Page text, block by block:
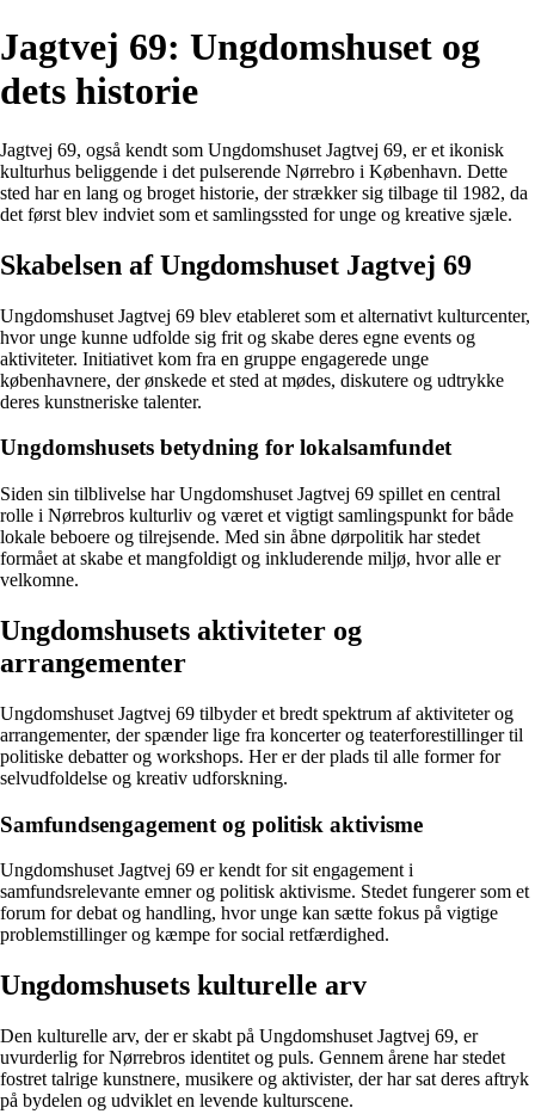
Jagtvej 69: Ungdomshuset og
dets historie
Jagtvej 69, også kendt som Ungdomshuset Jagtvej 69, er et ikonisk
kulturhus beliggende i det pulserende Nørrebro i København. Dette
sted har en lang og broget historie, der strækker sig tilbage til 1982, da
det først blev indviet som et samlingssted for unge og kreative sjæle.
Skabelsen af Ungdomshuset Jagtvej 69
Ungdomshuset Jagtvej 69 blev etableret som et alternativt kulturcenter,
hvor unge kunne udfolde sig frit og skabe deres egne events og
aktiviteter. Initiativet kom fra en gruppe engagerede unge
københavnere, der ønskede et sted at mødes, diskutere og udtrykke
deres kunstneriske talenter.
Ungdomshusets betydning for lokalsamfundet
Siden sin tilblivelse har Ungdomshuset Jagtvej 69 spillet en central
rolle i Nørrebros kulturliv og været et vigtigt samlingspunkt for både
lokale beboere og tilrejsende. Med sin åbne dørpolitik har stedet
formået at skabe et mangfoldigt og inkluderende miljø, hvor alle er
velkomne.
Ungdomshusets aktiviteter og
arrangementer
Ungdomshuset Jagtvej 69 tilbyder et bredt spektrum af aktiviteter og
arrangementer, der spænder lige fra koncerter og teaterforestillinger til
politiske debatter og workshops. Her er der plads til alle former for
selvudfoldelse og kreativ udforskning.
Samfundsengagement og politisk aktivisme
Ungdomshuset Jagtvej 69 er kendt for sit engagement i
samfundsrelevante emner og politisk aktivisme. Stedet fungerer som et
forum for debat og handling, hvor unge kan sætte fokus på vigtige
problemstillinger og kæmpe for social retfærdighed.
Ungdomshusets kulturelle arv
Den kulturelle arv, der er skabt på Ungdomshuset Jagtvej 69, er
uvurderlig for Nørrebros identitet og puls. Gennem årene har stedet
fostret talrige kunstnere, musikere og aktivister, der har sat deres aftryk
på bydelen og udviklet en levende kulturscene.